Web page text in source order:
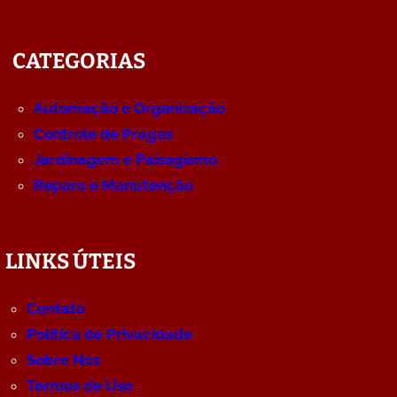
CATEGORIAS
Automação e Organização
Controle de Pragas
Jardinagem e Paisagismo
Reparo e Manutenção
LINKS ÚTEIS
Contato
Política de Privacidade
Sobre Nós
Termos de Uso